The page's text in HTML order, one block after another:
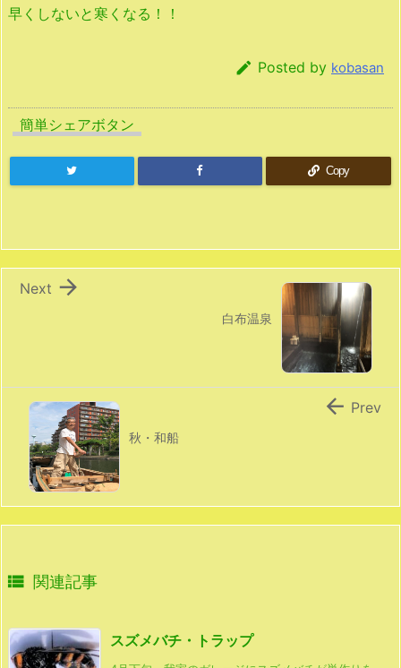
早くしないと寒くなる！！
 Posted by kobasan
簡単シェアボタン
Copy
白布温泉

Next
秋・和船
 Prev
 関連記事
スズメバチ・トラップ